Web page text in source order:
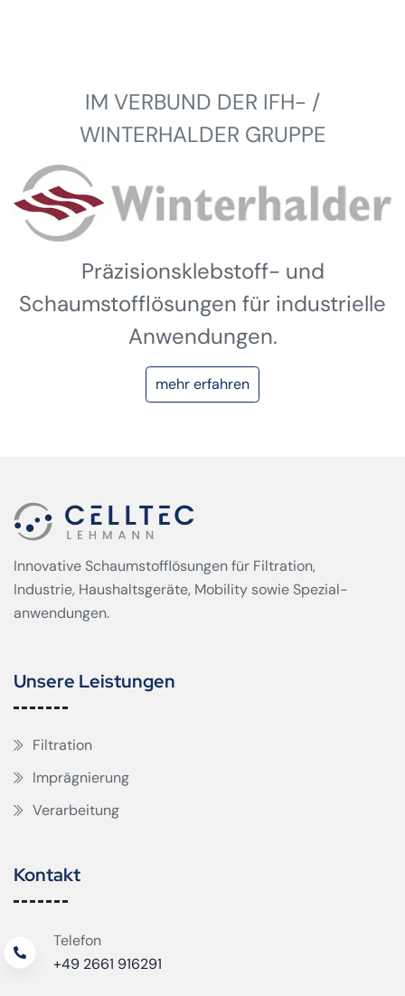
IM VERBUND DER IFH- /
WINTERHALDER GRUPPE
Winterhalder
Präzisionsklebstoff- und
Schaumstofflösungen für industrielle
Anwendungen.
mehr erfahren
Innovative Schaumstofflösungen für Filtration,
Industrie, Haushaltsgeräte, Mobility sowie Spezial­
anwendungen.
Unsere Leistungen
Filtration
Imprägnierung
Verarbeitung
Kontakt
Telefon
+49 2661 916291